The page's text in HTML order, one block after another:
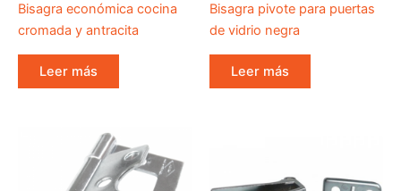
Bisagra económica cocina
cromada y antracita
Leer más
Bisagra pivote para puertas
de vidrio negra
Leer más